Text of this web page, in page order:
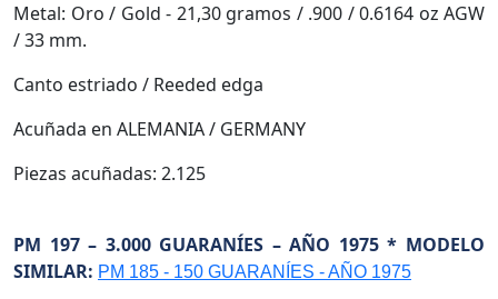
Metal: Oro / Gold - 21,30 gramos / .900 / 0.6164 oz AGW
/ 33 mm.
Canto estriado / Reeded edga
Acuñada en ALEMANIA / GERMANY
Piezas acuñadas: 2.125
PM 197 – 3.000 GUARANÍES – AÑO 1975 * MODELO
SIMILAR: PM 185 - 150 GUARANÍES - AÑO 1975